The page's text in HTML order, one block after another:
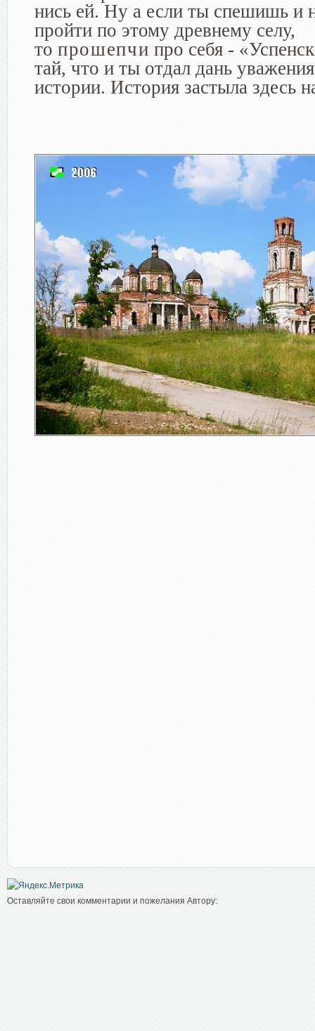
нись ей. Ну а если ты спе­шишь и
пройти по этому древнему селу,
то прошепчи про се­бя -
тай, что и ты отдал дань
истории. Ис­тория застыла здесь
Оставляйте свои комментарии и пожелания Автору: